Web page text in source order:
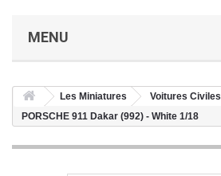
MENU
Les Miniatures Voitures Civiles
PORSCHE 911 Dakar (992) - White 1/18